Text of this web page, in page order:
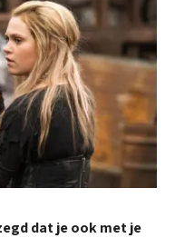
dat je ook met je